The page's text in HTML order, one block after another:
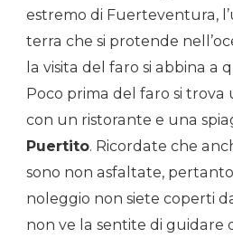
estremo di Fuerteventura,
terra che si protende
la visita del faro si abbina a
Poco prima del faro si trova
con un ristorante e una
Puertito. Ricordate che
sono non asfaltate, pertanto
noleggio non siete coperti
non ve la sentite di guidare